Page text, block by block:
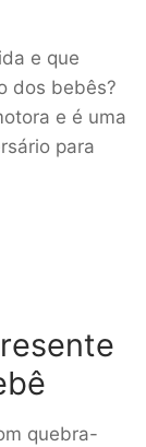
e que
dos bebês?
e é uma
para
quebra-